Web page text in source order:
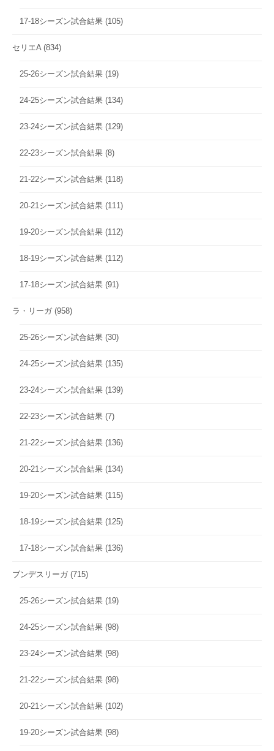
17-18シーズン試合結果 (105)
セリエA (834)
25-26シーズン試合結果 (19)
24-25シーズン試合結果 (134)
23-24シーズン試合結果 (129)
22-23シーズン試合結果 (8)
21-22シーズン試合結果 (118)
20-21シーズン試合結果 (111)
19-20シーズン試合結果 (112)
18-19シーズン試合結果 (112)
17-18シーズン試合結果 (91)
ラ・リーガ (958)
25-26シーズン試合結果 (30)
24-25シーズン試合結果 (135)
23-24シーズン試合結果 (139)
22-23シーズン試合結果 (7)
21-22シーズン試合結果 (136)
20-21シーズン試合結果 (134)
19-20シーズン試合結果 (115)
18-19シーズン試合結果 (125)
17-18シーズン試合結果 (136)
ブンデスリーガ (715)
25-26シーズン試合結果 (19)
24-25シーズン試合結果 (98)
23-24シーズン試合結果 (98)
21-22シーズン試合結果 (98)
20-21シーズン試合結果 (102)
19-20シーズン試合結果 (98)